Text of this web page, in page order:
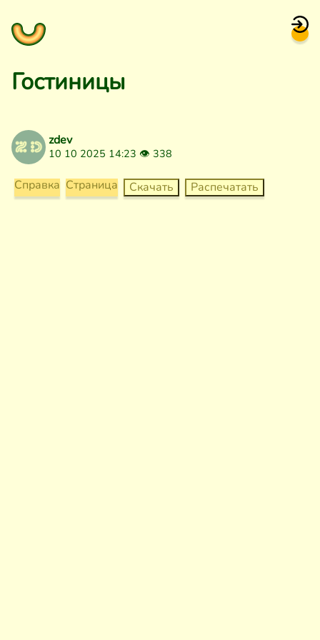
Гостиницы
zdev
10 10 2025 14:23 👁 338
Справка Страница Скачать Распечатать